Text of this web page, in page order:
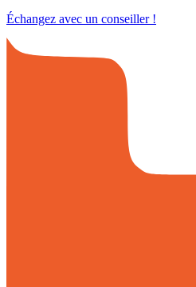
Échangez avec un conseiller !